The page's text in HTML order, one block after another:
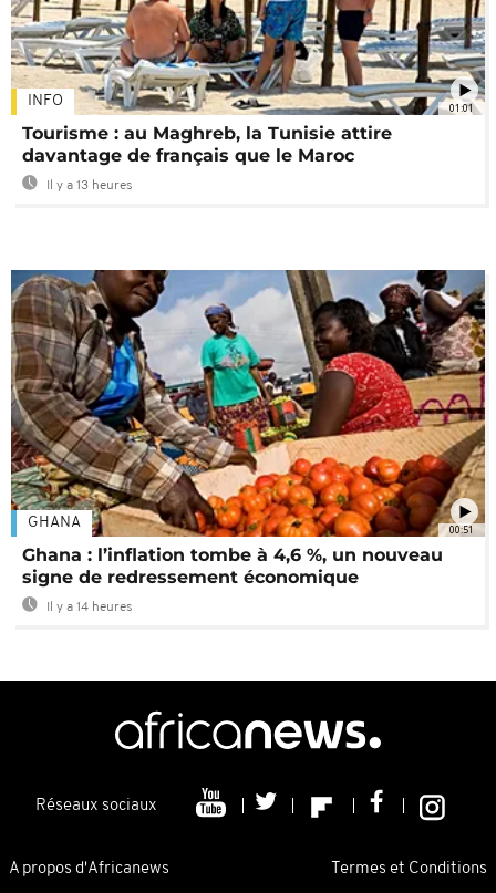
01:01
INFO
Tourisme : au Maghreb, la Tunisie attire
davantage de français que le Maroc
Il y a 13 heures
00:51
GHANA
Ghana : l’inflation tombe à 4,6 %, un nouveau
signe de redressement économique
Il y a 14 heures
Réseaux sociaux
A propos d'Africanews Termes et Conditions